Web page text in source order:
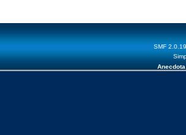
SMF 2.0.19
Anecdota